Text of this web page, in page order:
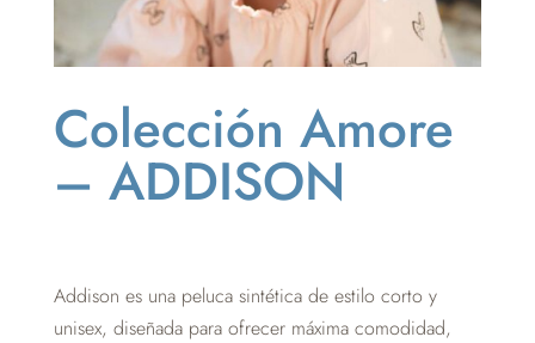
Colección Amore
– ADDISON
Addison es una peluca sintética de estilo corto y
unisex, diseñada para ofrecer máxima comodidad,